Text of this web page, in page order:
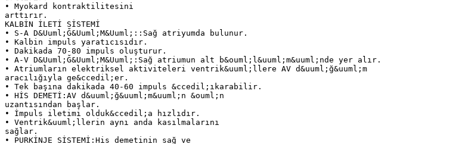
• Myokard kontraktilitesini
arttırır.
KALBİN İLETİ SİSTEMİ
• S-A D&Uuml;Ğ&Uuml;M&Uuml;::Sağ atriyumda bulunur.
• Kalbin impuls yaratıcısıdır.
• Dakikada 70-80 impuls oluşturur.
• A-V D&Uuml;Ğ&Uuml;M&Uuml;:Sağ atriumun alt b&ouml;l&uuml;m&uuml;nde yer alır.
• Atriumların elektriksel aktiviteleri ventrik&uuml;llere AV d&uuml;ğ&uuml;m
aracılığıyla ge&ccedil;er.
• Tek başına dakikada 40-60 impuls &ccedil;ıkarabilir.
• HİS DEMETİ:AV d&uuml;ğ&uuml;m&uuml;n &ouml;n
uzantısından başlar.
• İmpuls iletimi olduk&ccedil;a hızlıdır.
• Ventrik&uuml;llerin aynı anda kasılmalarını
sağlar.
• PURKİNJE SİSTEMİ:His demetinin sağ ve